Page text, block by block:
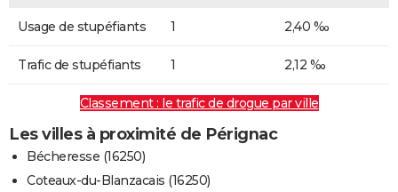
Usage de stupéfiants 1 2,40 ‰
Trafic de stupéfiants 1 2,12 ‰
Classement : le trafic de drogue par ville
Les villes à proximité de Pérignac
Bécheresse (16250)
Coteaux-du-Blanzacais (16250)